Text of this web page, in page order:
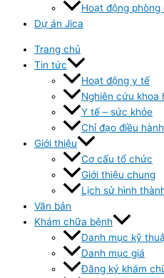
Hoạt động phòng
Dự án Jica
Trang chủ
Tin tức
Hoạt động y tế
Nghiên cứu khoa
Y tế – sức khỏe
Chỉ đạo điều hành
Giới thiệu
Cơ cấu tổ chức
Giới thiệu chung
Lịch sử hình
Văn bản
Khám chữa bệnh
Danh mục kỹ
Danh mục giá
Đăng ký khám